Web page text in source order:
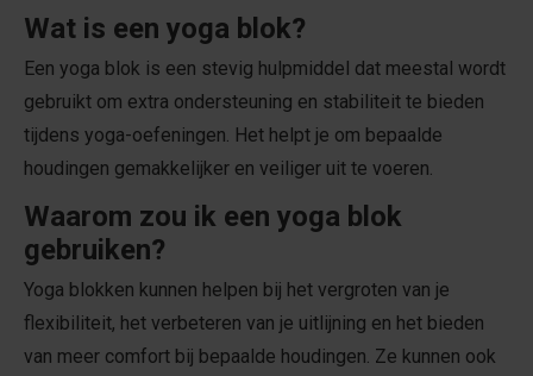
Wat is een yoga blok?
Een yoga blok is een stevig hulpmiddel dat meestal wordt
gebruikt om extra ondersteuning en stabiliteit te bieden
tijdens yoga-oefeningen. Het helpt je om bepaalde
houdingen gemakkelijker en veiliger uit te voeren.
Waarom zou ik een yoga blok
gebruiken?
Yoga blokken kunnen helpen bij het vergroten van je
flexibiliteit, het verbeteren van je uitlijning en het bieden
van meer comfort bij bepaalde houdingen. Ze kunnen ook